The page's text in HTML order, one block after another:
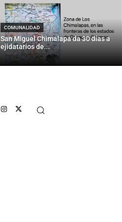
COMUNALIDAD
San Miguel Chimalapa da 30 días a
ejidatarios de...